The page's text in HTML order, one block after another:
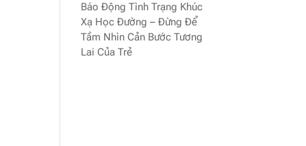
Báo Động Tình Trạng Khúc
Xạ Học Đường – Đừng Để
Tầm Nhìn Cản Bước Tương
Lai Của Trẻ